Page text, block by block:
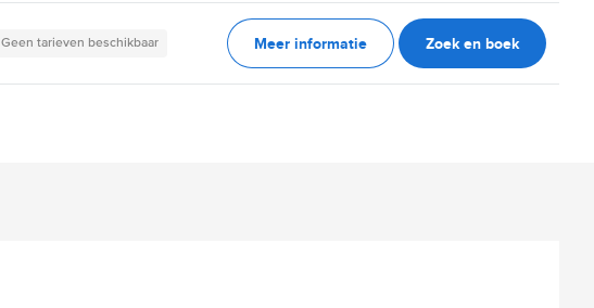
Geen tarieven beschikbaar Meer informatie Zoek en boek